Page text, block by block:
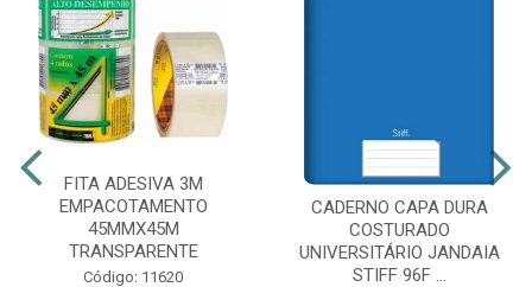
FITA ADESIVA 3M
EMPACOTAMENTO
45MMX45M
TRANSPARENTE
Código: 11620
CADERNO CAPA DURA
COSTURADO
UNIVERSITÁRIO JANDAIA
STIFF 96F ...